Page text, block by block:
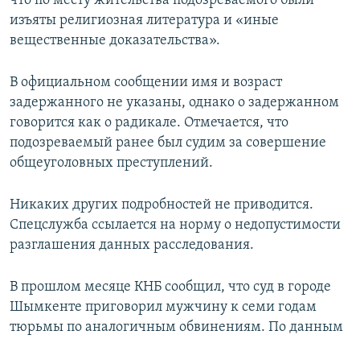
изъяты религиозная литература и «иные
вещественные доказательства».
В официальном сообщении имя и возраст
задержанного не указаны, однако о задержанном
говорится как о радикале. Отмечается, что
подозреваемый ранее был судим за совершение
общеуголовных преступлений.
Никаких других подробностей не приводится.
Спецслужба ссылается на норму о недопустимости
разглашения данных расследования.
В прошлом месяце КНБ сообщил, что суд в городе
Шымкенте приговорил мужчину к семи годам
тюрьмы по аналогичным обвинениям. По данным